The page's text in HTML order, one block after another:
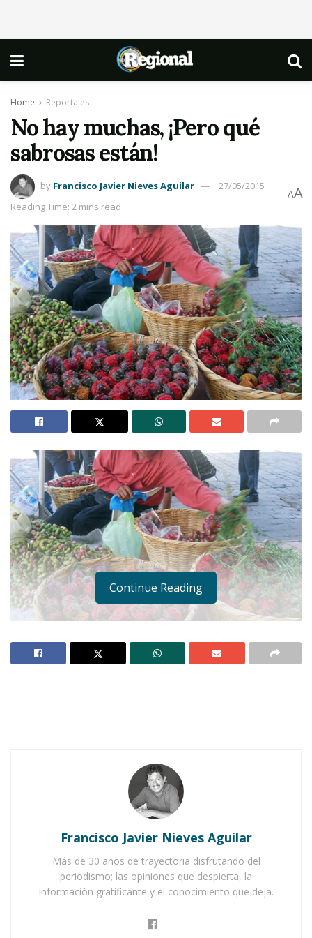
Home Reportajes
No hay muchas, ¡Pero qué
sabrosas están!
by Francisco Javier Nieves Aguilar
27/05/2015
Reading Time: 2 mins read
AA
Buena tarde taurina en Ahuacatlán
Continue Reading
Francisco Javier Nieves Aguilar
Más de 30 años de trayectoria disfrutando del
periodismo; las opiniones que despierta, la
información gratificante y el conocimiento que deja.